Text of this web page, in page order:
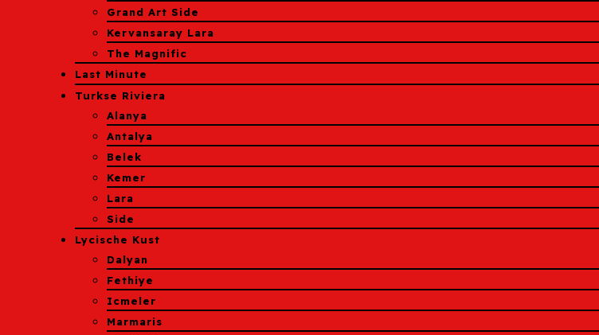
Grand Art Side
Kervansaray Lara
The Magnific
Last Minute
Turkse Riviera
Alanya
Antalya
Belek
Kemer
Lara
Side
Lycische Kust
Dalyan
Fethiye
Icmeler
Marmaris